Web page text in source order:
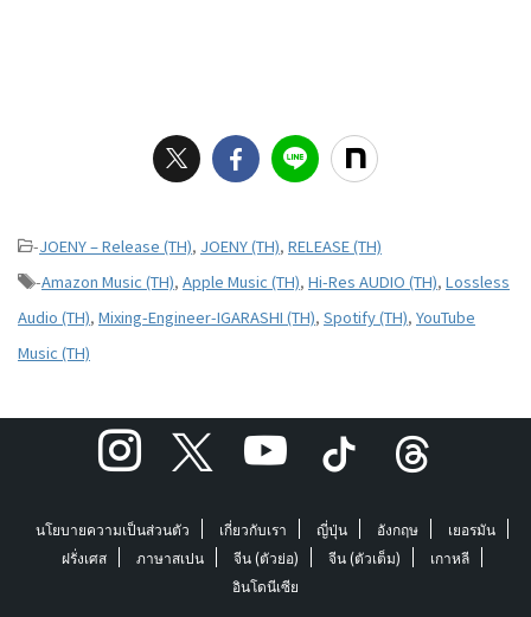
-JOENY – Release (TH), JOENY (TH), RELEASE (TH)
-Amazon Music (TH), Apple Music (TH), Hi-Res AUDIO (TH), Lossless
Audio (TH), Mixing-Engineer-IGARASHI (TH), Spotify (TH), YouTube
Music (TH)
นโยบายความเป็นส่วนตัว เกี่ยวกับเรา ญี่ปุ่น อังกฤษ
เยอรมัน
ฝรั่งเศส
ภาษาสเปน จีน (ตัวย่อ) จีน (ตัวเต็ม)
เกาหลี
อินโดนีเซีย